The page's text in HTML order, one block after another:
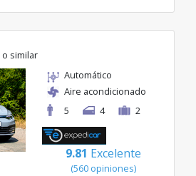
o similar
Automático
Aire acondicionado
5
4 2
9.81 Excelente
(560 opiniones)